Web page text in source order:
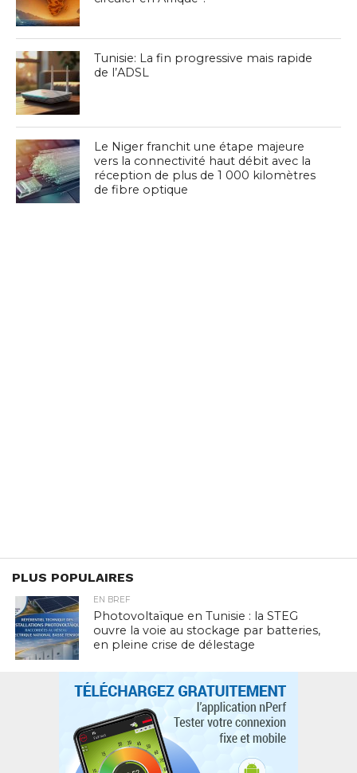
Tunisie: La fin progressive mais rapide
de l’ADSL
Le Niger franchit une étape majeure
vers la connectivité haut débit avec la
réception de plus de 1 000 kilomètres
de fibre optique
PLUS POPULAIRES
EN BREF
Photovoltaïque en Tunisie : la STEG
ouvre la voie au stockage par batteries,
en pleine crise de délestage